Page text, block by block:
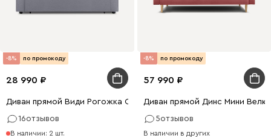
-8% по промокоду
28 990
Диван прямой Види Рогожка Серый
16отзывов
В наличии: 2 шт.
-8% по промокоду
57 990
Диван прямой Динс Мини
5отзывов
В наличии в других